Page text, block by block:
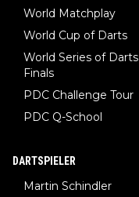
World Matchplay
World Cup of Darts
World Series of Darts
Finals
PDC Challenge Tour
PDC Q-School
DARTSPIELER
Martin Schindler